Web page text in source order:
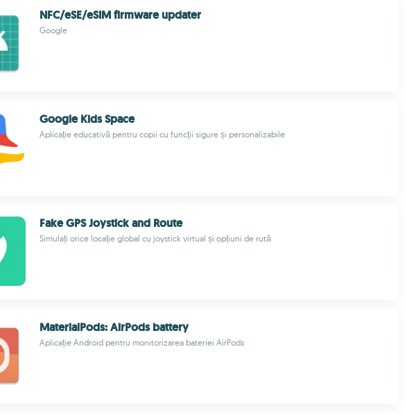
NFC/eSE/eSIM firmware updater
Google
Google Kids Space
Aplicație educativă pentru copii cu funcții sigure și personalizabile
Fake GPS Joystick and Route
Simulați orice locație global cu joystick virtual și opțiuni de rută
MaterialPods: AirPods battery
Aplicație Android pentru monitorizarea bateriei AirPods